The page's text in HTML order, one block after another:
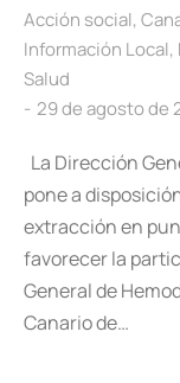
Acción social,
Información Local,
Salud
29 de agosto de
La Dirección
pone a
extracción en
favorecer la
General de
Canario de…